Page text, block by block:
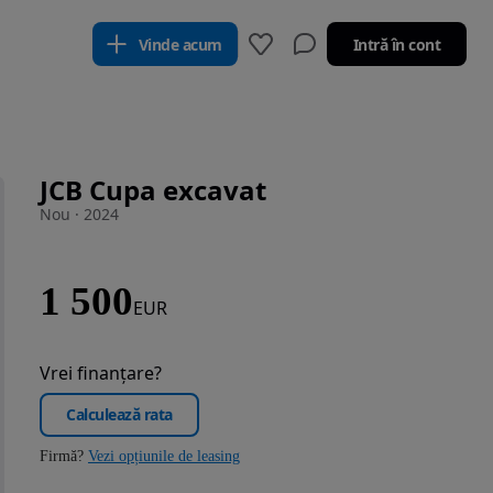
Vinde acum Intră în cont
JCB Cupa excavat
Nou · 2024
1 500EUR
Vrei finanțare?
Calculează rata
Firmă? Vezi opțiunile de leasing